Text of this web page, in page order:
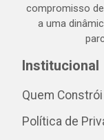
compromisso
a uma
Institucional
Quem
Política de